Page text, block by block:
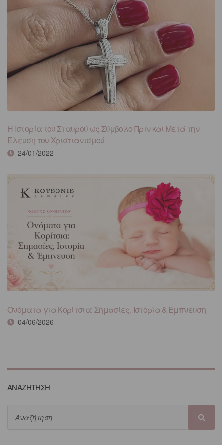
Η Ιστορία του Σταυρού ως Σύμβολο Πριν και Μετά την
Έλευση του Χριστιανισμού
24/01/2022
Ονόματα για Κορίτσια: Σημασίες, Ιστορία & Έμπνευση
04/06/2026
ΑΝΑΖΗΤΗΣΗ